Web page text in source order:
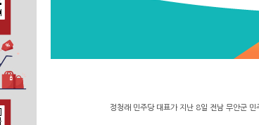
정청래 민주당 대표가 지난 8일 전남 무안군